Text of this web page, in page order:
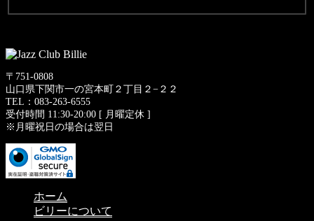
〒751-0808
山口県下関市一の宮本町２丁目２−２２
TEL：083-263-6555
受付時間 11:30-20:00 [ 月曜定休 ]
※月曜祝日の場合は翌日
ホーム
ビリーについて